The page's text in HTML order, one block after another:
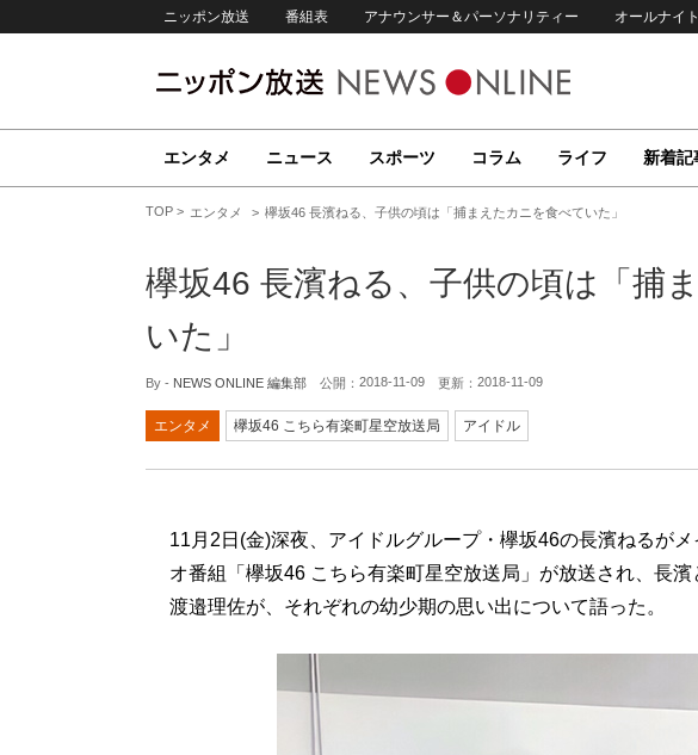
ニッポン放送 番組表 アナウンサー＆パーソナリティー オールナイ
エンタメ ニュース スポーツ コラム ライフ 新着記
TOP エンタメ 欅坂46 長濱ねる、子供の頃は「捕まえたカニを食べていた」
欅坂46 長濱ねる、子供の頃は「捕
いた」
By - NEWS ONLINE 編集部 公開： 2018-11-09 更新： 2018-11-09
エンタメ 欅坂46 こちら有楽町星空放送局 アイドル
11月2日(金)深夜、アイドルグループ・欅坂46の長濱ねるが
オ番組「欅坂46 こちら有楽町星空放送局」が放送され、長
渡邉理佐が、それぞれの幼少期の思い出について語った。